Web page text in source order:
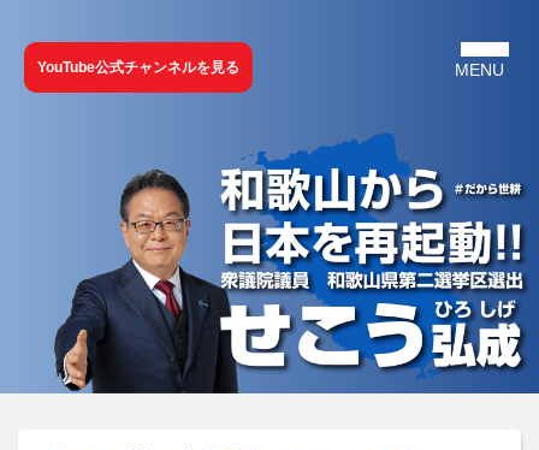
YouTube公式チャンネルを見る